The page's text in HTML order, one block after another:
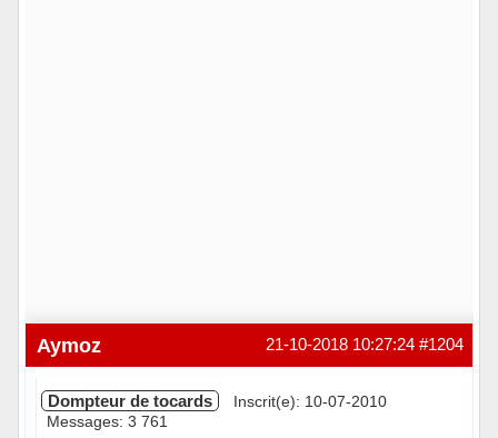
#1204
21-10-2018 10:27:24
Aymoz
Dompteur de tocards
Inscrit(e): 10-07-2010
Messages: 3 761